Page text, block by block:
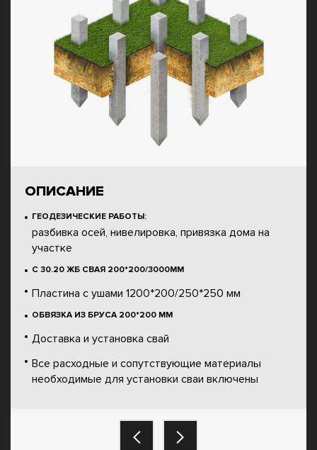
ОПИСАНИЕ
ГЕОДЕЗИЧЕСКИЕ РАБОТЫ:
разбивка осей, нивелировка, привязка дома на
участке
С 30.20 ЖБ СВАЯ 200*200/3000ММ
Пластина с ушами 1200*200/250*250 мм
ОБВЯЗКА ИЗ БРУСА 200*200 ММ
Доставка и установка свай
Все расходные и сопутствующие материалы
необходимые для установки сваи включены